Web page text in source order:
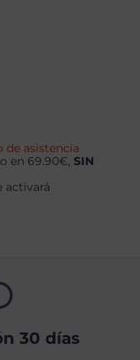
de asistencia
en 69.90€, SIN
activará
30 días